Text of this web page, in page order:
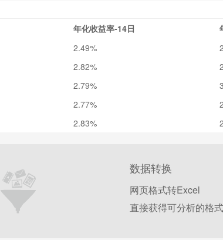
年化收益率-14日
2.49%
2.82%
2.79%
2.77%
2.83%
数据转换
网页格式转Excel
直接获得可分析的格式